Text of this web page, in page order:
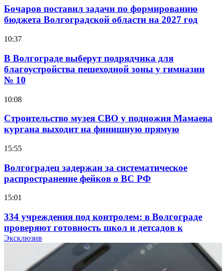
Бочаров поставил задачи по формированию
бюджета Волгоградской области на 2027 год
10:37
В Волгограде выберут подрядчика для
благоустройства пешеходной зоны у гимназии
№ 10
10:08
Строительство музея СВО у подножия Мамаева
кургана выходит на финишную прямую
15:55
Волгоградец задержан за систематическое
распространение фейков о ВС РФ
15:01
334 учреждения под контролем: в Волгограде
проверяют готовность школ и детсадов к
учебному году
Эксклюзив